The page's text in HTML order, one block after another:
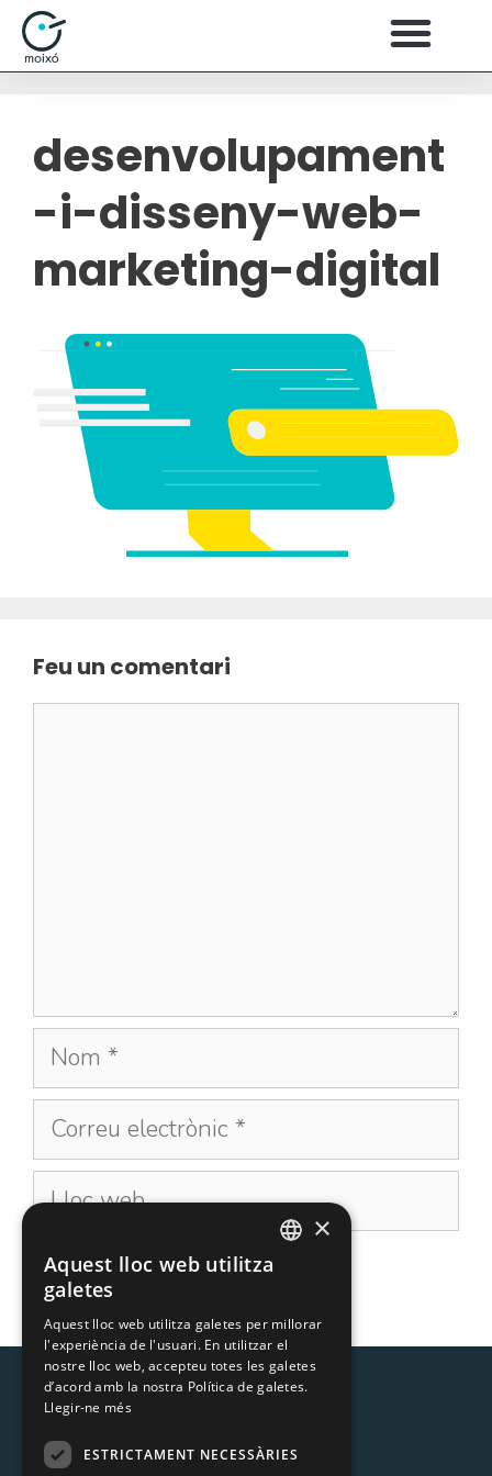
desenvolupament
-i-disseny-web-
marketing-digital
Feu un comentari
×
Aquest lloc web utilitza
galetes
Aquest lloc web utilitza galetes per millorar
l'experiència de l'usuari. En utilitzar el
nostre lloc web, accepteu totes les galetes
d’acord amb la nostra Política de galetes.
Llegir-ne més
ESTRICTAMENT NECESSÀRIES